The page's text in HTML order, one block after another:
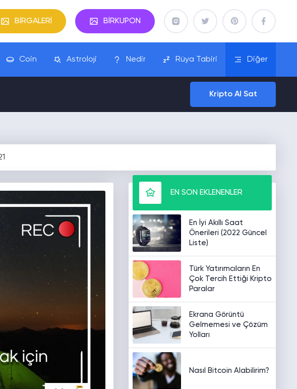
BİRGALERİ BİRKUPON
Coin Astroloji Nedir Rüya Tabiri Diğer
Kripto Al Sat
EN SON EKLENENLER
En İyi Akıllı Saat
Önerileri (2022 Güncel
Liste)
Türk Yatırımcıların En
Çok Tercih Ettiği Kripto
Paralar
Ekrana Görüntü
Gelmemesi ve Çözüm
Yolları
Nasıl Bitcoin Alabilirim?